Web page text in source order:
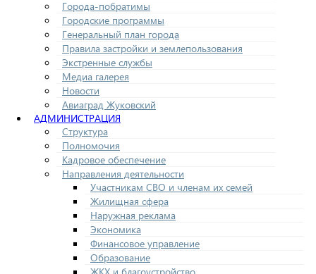
Города-побратимы
Городские программы
Генеральный план города
Правила застройки и землепользования
Экстренные службы
Медиа галерея
Новости
Авиаград Жуковский
АДМИНИСТРАЦИЯ
Структура
Полномочия
Кадровое обеспечение
Направления деятельности
Участникам СВО и членам их семей
Жилищная сфера
Наружная реклама
Экономика
Финансовое управление
Образование
ЖКХ и благоустройство